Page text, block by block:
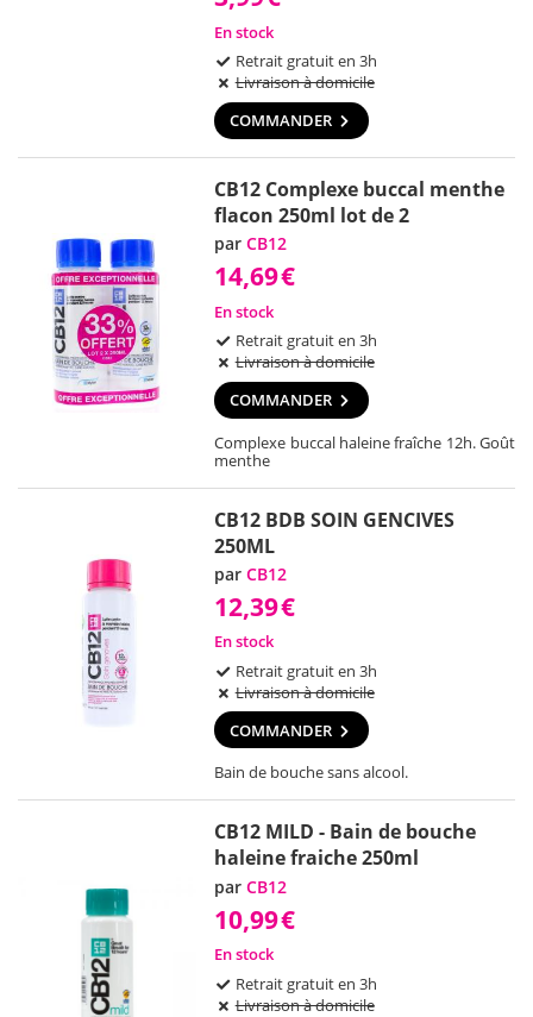
En stock
Retrait gratuit en 3h
Livraison à domicile
COMMANDER
CB12 Complexe buccal menthe
flacon 250ml lot de 2
parCB12
14,69€
En stock
Retrait gratuit en 3h
Livraison à domicile
COMMANDER
Complexe buccal haleine fraîche 12h. Goût
menthe
CB12 BDB SOIN GENCIVES
250ML
parCB12
12,39€
En stock
Retrait gratuit en 3h
Livraison à domicile
COMMANDER
Bain de bouche sans alcool.
CB12 MILD - Bain de bouche
haleine fraiche 250ml
parCB12
10,99€
En stock
Retrait gratuit en 3h
Livraison à domicile